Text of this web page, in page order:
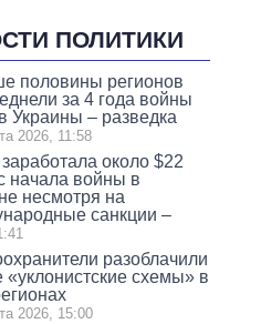
ПОЛИТИКИ
половины регионов
за 4 года войны
Украины – разведка
2026, 11:58
около $22
начала войны в
несмотря на
санкции –
разоблачили
«уклонистские схемы» в
2026, 15:00